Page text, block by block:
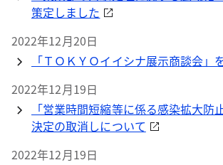
策定しました
2022年12月20日
「ＴＯＫＹＯイイシナ展示商談会」
2022年12月19日
「営業時間短縮等に係る感染拡大防
決定の取消しについて
2022年12月19日